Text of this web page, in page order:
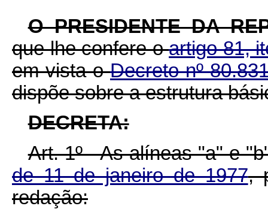
O PRESIDENTE DA
que lhe confere oartigo 81,
em vista oDecreto nº
dispõe sobre a estrutura
DECRETA:
Art. 1º - As alíneas "a" e
de 11 de janeiro de 1977,
redação: